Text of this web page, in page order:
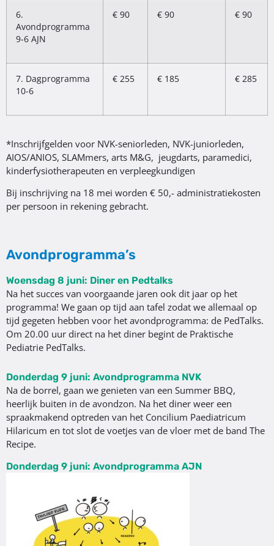
6.
Avondprogramma
9-6 AJN
€ 90 € 90 € 90
7. Dagprogramma
10-6
€ 255 € 185 € 285
*Inschrijfgelden voor NVK-seniorleden, NVK-juniorleden,
AIOS/ANIOS, SLAMmers, arts M&G, jeugdarts, paramedici,
kinderfysiotherapeuten en verpleegkundigen
Bij inschrijving na 18 mei worden € 50,- administratiekosten
per persoon in rekening gebracht.
Avondprogramma’s
Woensdag 8 juni: Diner en Pedtalks
Na het succes van voorgaande jaren ook dit jaar op het
programma! We gaan op tijd aan tafel zodat we allemaal op
tijd gegeten hebben voor het avondprogramma: de PedTalks.
Om 20.00 uur direct na het diner begint de Praktische
Pediatrie PedTalks.
Donderdag 9 juni: Avondprogramma NVK
Na de borrel, gaan we genieten van een Summer BBQ,
heerlijk buiten in de avondzon. Na het diner weer een
spraakmakend optreden van het Concilium Paediatricum
Hilaricum en tot slot de voetjes van de vloer met de band The
Recipe.
Donderdag 9 juni: Avondprogramma AJN